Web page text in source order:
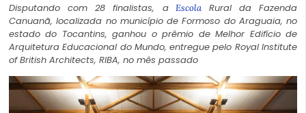
Disputando com 28 finalistas, aEscolaRural da Fazenda
Canuanã, localizada no município de Formoso do Araguaia, no
estado do Tocantins, ganhou o prêmio de Melhor Edifício de
Arquitetura Educacional do Mundo, entregue pelo Royal Institute
of British Architects, RIBA, no mês passado